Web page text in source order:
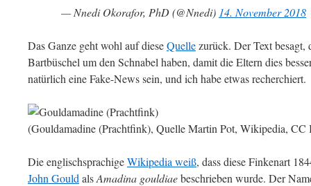
— Nnedi Okorafor, PhD (@Nnedi) 14. November 2018
Das Ganze geht wohl auf dieseQuellezurück. Der Text besagt,
Bartbüschel um den Schnabel haben, damit die Eltern dies
natürlich eine Fake-News sein, und ich habe etwas recherchiert.
(Gouldamadine (Prachtfink), Quelle Martin Pot, Wikipedia, CC
Die englischsprachigeWikipedia weiß, dass diese Finkenart
John Gould alsAmadina gouldiaebeschrieben wurde. Der